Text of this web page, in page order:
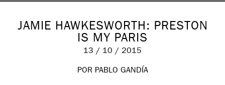
JAMIE HAWKESWORTH: PRESTON
IS MY PARIS
13 / 10 / 2015
POR PABLO GANDÍA